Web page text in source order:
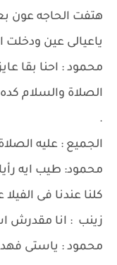
هتفت الحاجه عون
ياعيالى عين
محمود : احنا بقا
الصلاة والسلام
.
الجميع : عليه
محمود: طيب ايه
كلنا عندنا فى
زينب : انا مقدرش
محمود : ياستى فهد